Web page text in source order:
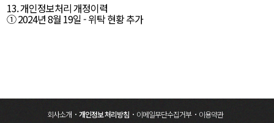
13. 개인정보처리 개정이력
① 2024년 8월 19일 - 위탁 현황 추가
회사소개 개인정보 처리방침 이메일무단수집거부 이용약관